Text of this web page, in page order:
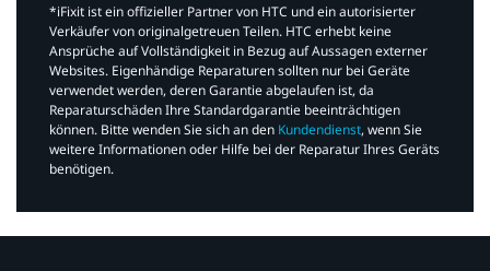
*iFixit ist ein offizieller Partner von HTC und ein autorisierter
Verkäufer von originalgetreuen Teilen. HTC erhebt keine
Ansprüche auf Vollständigkeit in Bezug auf Aussagen externer
Websites. Eigenhändige Reparaturen sollten nur bei Geräte
verwendet werden, deren Garantie abgelaufen ist, da
Reparaturschäden Ihre Standardgarantie beeinträchtigen
können. Bitte wenden Sie sich an den Kundendienst, wenn Sie
weitere Informationen oder Hilfe bei der Reparatur Ihres Geräts
benötigen.​